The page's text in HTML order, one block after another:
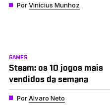
PorVinícius Munhoz
GAMES
Steam: os 10 jogos mais
vendidos da semana
PorAlvaro Neto